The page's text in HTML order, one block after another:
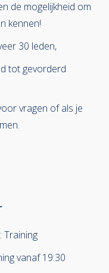
de mogelijkheid om
kennen!
30 leden,
tot gevorderd
vragen of als je
Training
vanaf 19:30